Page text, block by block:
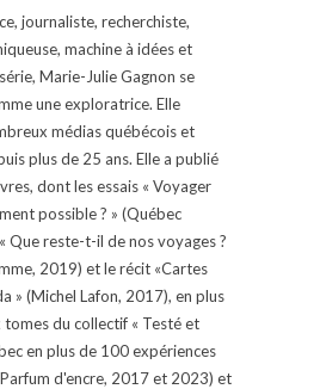
journaliste, recherchiste,
machine à idées et
Marie-Julie Gagnon se
une exploratrice. Elle
médias québécois et
plus de 25 ans. Elle a publié
dont les essais « Voyager
possible ? » (Québec
Que reste-t-il de nos voyages ?
2019) et le récit «Cartes
» (Michel Lafon, 2017), en plus
du collectif « Testé et
en plus de 100 expériences
d'encre, 2017 et 2023) et